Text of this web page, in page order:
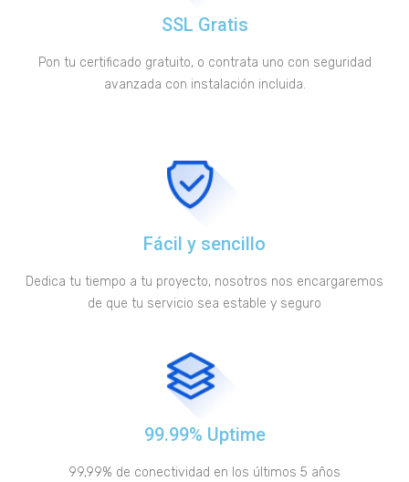
SSL Gratis
Pon tu certificado gratuito, o contrata uno con seguridad
avanzada con instalación incluida.
Fácil y sencillo
Dedica tu tiempo a tu proyecto, nosotros nos encargaremos
de que tu servicio sea estable y seguro
99.99% Uptime
99,99% de conectividad en los últimos 5 años